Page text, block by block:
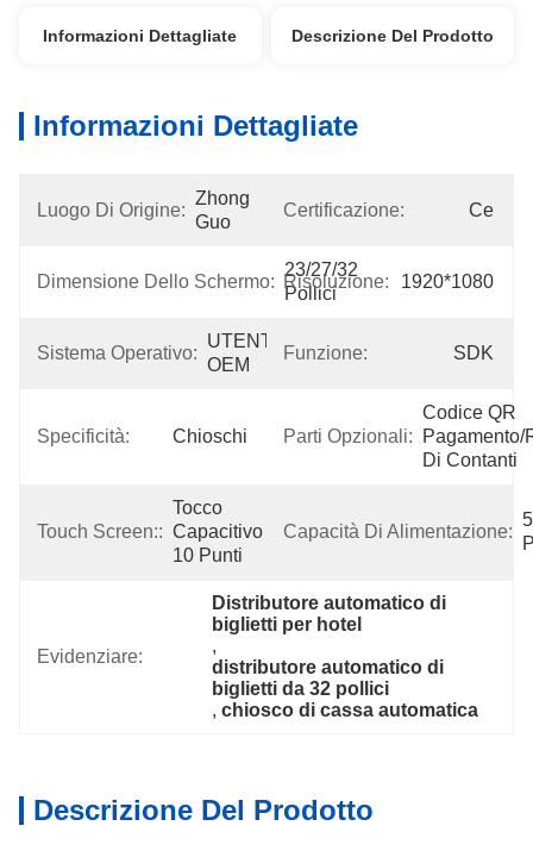
Informazioni Dettagliate Descrizione Del Prodotto
Informazioni Dettagliate
Luogo Di Origine:
Zhong
Guo
Certificazione: Ce
Dimensione Dello Schermo:
23/27/32
Pollici
Risoluzione: 1920*1080
Sistema Operativo:
UTENTE
OEM
Funzione: SDK
Specificità: Chioschi Parti Opzionali:
Codice QR
Di Contanti
Touch Screen::
Tocco
Capacitivo
10 Punti
Capacità Di Alimentazione:
Evidenziare:
Distributore automatico di
biglietti per hotel
,
distributore automatico di
biglietti da 32 pollici
, chiosco di cassa automatica
Descrizione Del Prodotto